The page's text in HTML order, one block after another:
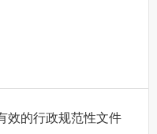
效的行政规范性文件